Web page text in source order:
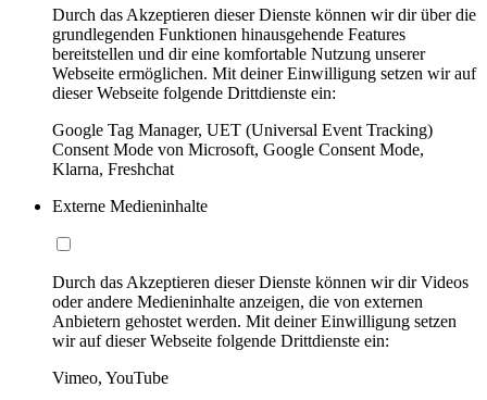
Durch das Akzeptieren dieser Dienste können wir dir über die
grundlegenden Funktionen hinausgehende Features
bereitstellen und dir eine komfortable Nutzung unserer
Webseite ermöglichen. Mit deiner Einwilligung setzen wir auf
dieser Webseite folgende Drittdienste ein:
Google Tag Manager, UET (Universal Event Tracking)
Consent Mode von Microsoft, Google Consent Mode,
Klarna, Freshchat
Externe Medieninhalte
Durch das Akzeptieren dieser Dienste können wir dir Videos
oder andere Medieninhalte anzeigen, die von externen
Anbietern gehostet werden. Mit deiner Einwilligung setzen
wir auf dieser Webseite folgende Drittdienste ein:
Vimeo, YouTube